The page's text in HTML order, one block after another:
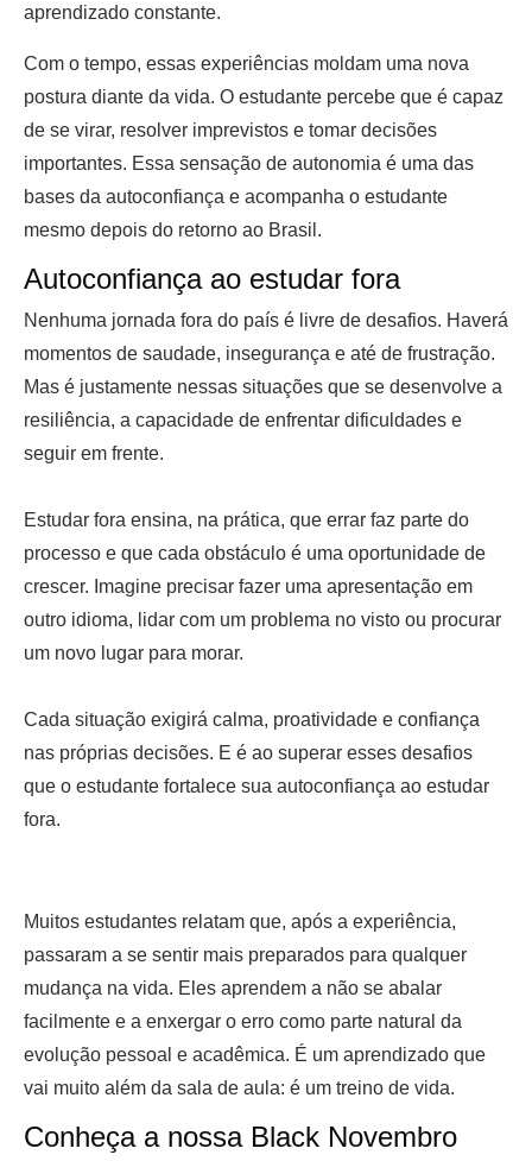
aprendizado constante.
Com o tempo, essas experiências moldam uma nova
postura diante da vida. O estudante percebe que é capaz
de se virar, resolver imprevistos e tomar decisões
importantes. Essa sensação de autonomia é uma das
bases da autoconfiança e acompanha o estudante
mesmo depois do retorno ao Brasil.
Autoconfiança ao estudar fora
Nenhuma jornada fora do país é livre de desafios. Haverá
momentos de saudade, insegurança e até de frustração.
Mas é justamente nessas situações que se desenvolve a
resiliência, a capacidade de enfrentar dificuldades e
seguir em frente.
Estudar fora ensina, na prática, que errar faz parte do
processo e que cada obstáculo é uma oportunidade de
crescer. Imagine precisar fazer uma apresentação em
outro idioma, lidar com um problema no visto ou procurar
um novo lugar para morar.
Cada situação exigirá calma, proatividade e confiança
nas próprias decisões. E é ao superar esses desafios
que o estudante fortalece sua autoconfiança ao estudar
fora.
Muitos estudantes relatam que, após a experiência,
passaram a se sentir mais preparados para qualquer
mudança na vida. Eles aprendem a não se abalar
facilmente e a enxergar o erro como parte natural da
evolução pessoal e acadêmica. É um aprendizado que
vai muito além da sala de aula: é um treino de vida.
Conheça a nossa Black Novembro